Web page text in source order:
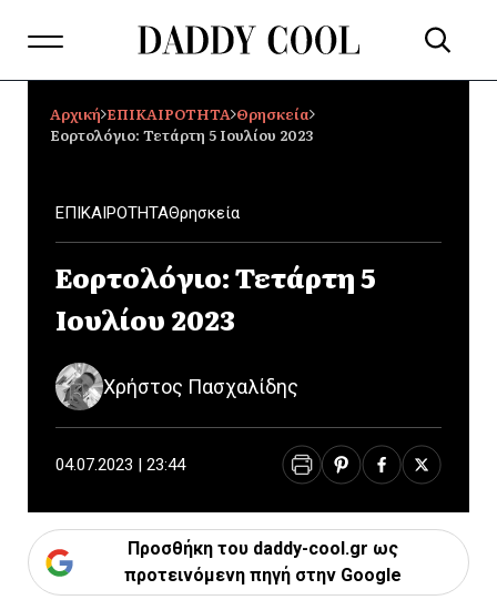
Αρχική ΕΠΙΚΑΙΡΟΤΗΤΑ Θρησκεία
Εορτολόγιο: Τετάρτη 5 Ιουλίου 2023
ΕΠΙΚΑΙΡΟΤΗΤΑΘρησκεία
Εορτολόγιο: Τετάρτη 5
Ιουλίου 2023
Χρήστος Πασχαλίδης
04.07.2023 | 23:44
Προσθήκη του daddy-cool.gr ως
προτεινόμενη πηγή στην Google